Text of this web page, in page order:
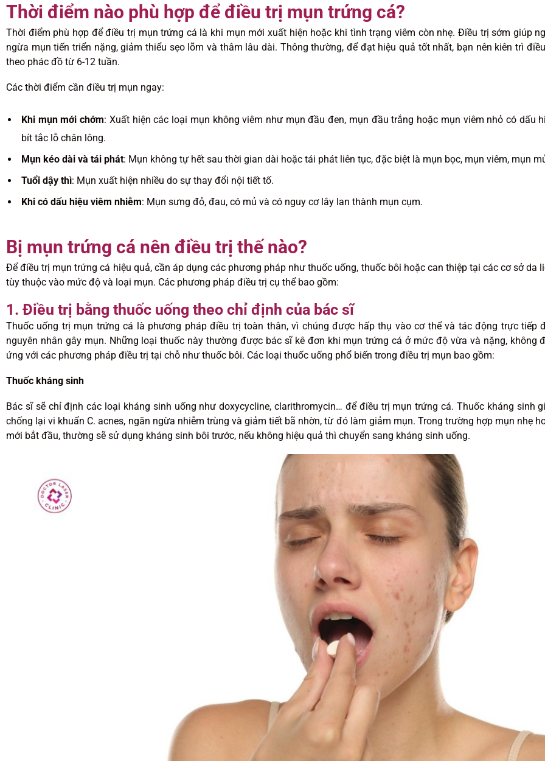
Thời điểm nào phù hợp để điều trị mụn trứng cá?
Thời điểm phù hợp để điều trị mụn trứng cá là khi mụn mới xuất hiện hoặc khi tình trạng viêm còn nhẹ. Điều trị sớm giúp
ngừa mụn tiến triển nặng, giảm thiểu sẹo lõm và thâm lâu dài. Thông thường, để đạt hiệu quả tốt nhất, bạn nên kiên trì
theo phác đồ từ 6-12 tuần.
Các thời điểm cần điều trị mụn ngay:
Khi mụn mới chớm: Xuất hiện các loại mụn không viêm như mụn đầu đen, mụn đầu trắng hoặc mụn viêm nhỏ có dấu
bít tắc lỗ chân lông.
Mụn kéo dài và tái phát: Mụn không tự hết sau thời gian dài hoặc tái phát liên tục, đặc biệt là mụn bọc, mụn viêm, mụn
Tuổi dậy thì: Mụn xuất hiện nhiều do sự thay đổi nội tiết tố.
Khi có dấu hiệu viêm nhiễm: Mụn sưng đỏ, đau, có mủ và có nguy cơ lây lan thành mụn cụm.
Bị mụn trứng cá nên điều trị thế nào?
Để điều trị mụn trứng cá hiệu quả, cần áp dụng các phương pháp như thuốc uống, thuốc bôi hoặc can thiệp tại các cơ sở da
tùy thuộc vào mức độ và loại mụn. Các phương pháp điều trị cụ thể bao gồm:
1. Điều trị bằng thuốc uống theo chỉ định của bác sĩ
Thuốc uống trị mụn trứng cá là phương pháp điều trị toàn thân, vì chúng được hấp thụ vào cơ thể và tác động trực tiếp
nguyên nhân gây mụn. Những loại thuốc này thường được bác sĩ kê đơn khi mụn trứng cá ở mức độ vừa và nặng, không
ứng với các phương pháp điều trị tại chỗ như thuốc bôi. Các loại thuốc uống phổ biến trong điều trị mụn bao gồm:
Thuốc kháng sinh
Bác sĩ sẽ chỉ định các loại kháng sinh uống như doxycycline, clarithromycin… để điều trị mụn trứng cá. Thuốc kháng sinh
chống lại vi khuẩn C. acnes, ngăn ngừa nhiễm trùng và giảm tiết bã nhờn, từ đó làm giảm mụn. Trong trường hợp mụn nhẹ
mới bắt đầu, thường sẽ sử dụng kháng sinh bôi trước, nếu không hiệu quả thì chuyển sang kháng sinh uống.